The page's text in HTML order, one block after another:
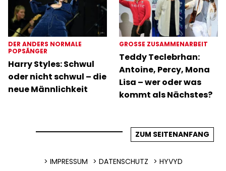
DER ANDERS NORMALE
POPSÄNGER
Harry Styles: Schwul
oder nicht schwul – die
neue Männlichkeit
GROSSE ZUSAMMENARBEIT
Teddy Teclebrhan:
Antoine, Percy, Mona
Lisa – wer oder was
kommt als Nächstes?
ZUM SEITENANFANG
IMPRESSUM DATENSCHUTZ HYVYD